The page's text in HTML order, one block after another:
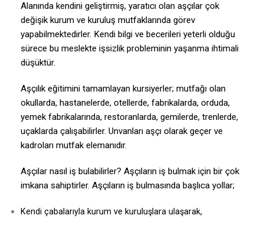
Alanında kendini geliştirmiş, yaratıcı olan aşçılar çok
değişik kurum ve kuruluş mutfaklarında görev
yapabilmektedirler. Kendi bilgi ve becerileri yeterli olduğu
sürece bu meslekte işsizlik probleminin yaşanma ihtimali
düşüktür.
Aşçılık eğitimini tamamlayan kursiyerler; mutfağı olan
okullarda, hastanelerde, otellerde, fabrikalarda, orduda,
yemek fabrikalarında, restoranlarda, gemilerde, trenlerde,
uçaklarda çalışabilirler. Unvanları aşçı olarak geçer ve
kadroları mutfak elemanıdır.
Aşçılar nasıl iş bulabilirler? Aşçıların iş bulmak için bir çok
imkana sahiptirler. Aşçıların iş bulmasında başlıca yollar;
Kendi çabalarıyla kurum ve kuruluşlara ulaşarak,